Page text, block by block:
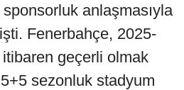
sponsorluk anlaşmasıyla
Fenerbahçe, 2025-
geçerli olmak
sezonluk stadyum